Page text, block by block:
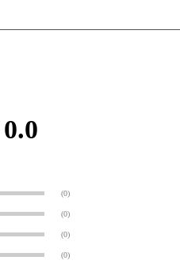
0.0
(0)
(0)
(0)
(0)